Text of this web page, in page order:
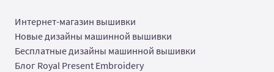
Интернет-магазин вышивки
Новые дизайны машинной вышивки
Бесплатные дизайны машинной вышивки
Блог Royal Present Embroidery